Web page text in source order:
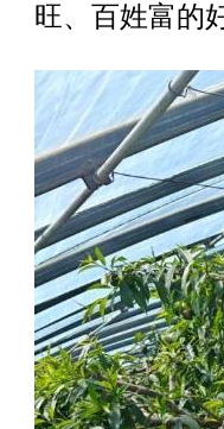
旺、百姓富的